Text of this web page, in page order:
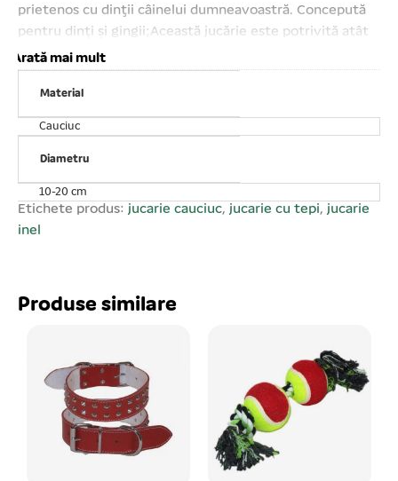
prietenos cu dinţii câinelui dumneavoastră. Concepută
pentru dinți și gingii;Această jucărie este potrivită atât
pentru jocurile pe uscat, cât şi în apă, deoarece jucăria
este plutitoare. Potrivită pentru toate vârstele, de la
căţeluşi la seniori. Diametru: 12 cm.
Arată mai mult
Material
Cauciuc
Diametru
10-20 cm
Etichete produs: jucarie cauciuc, jucarie cu tepi, jucarie
inel
Produse similare